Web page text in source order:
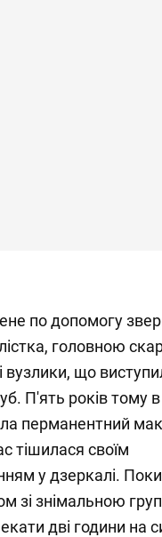
по допомогу
головною
вузлики, що
П'ять років тому в
перманентний
тішилася своїм
у дзеркалі.
зі знімальною
дві години на